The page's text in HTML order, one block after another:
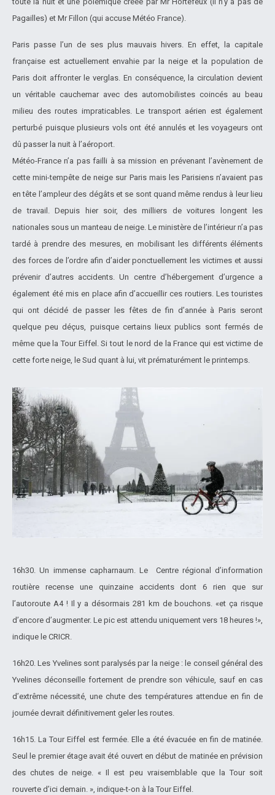
Pagailles) et Mr Fillon (qui accuse Météo France).
Paris passe l’un de ses plus mauvais hivers. En effet, la capitale
française est actuellement envahie par la neige et la population de
Paris doit affronter le verglas. En conséquence, la circulation devient
un véritable cauchemar avec des automobilistes coincés au beau
milieu des routes impraticables. Le transport aérien est également
perturbé puisque plusieurs vols ont été annulés et les voyageurs ont
dû passer la nuit à l’aéroport.
Météo-France n’a pas failli à sa mission en prévenant l’avènement de
cette mini-tempête de neige sur Paris mais les Parisiens n’avaient pas
en tête l’ampleur des dégâts et se sont quand même rendus à leur lieu
de travail. Depuis hier soir, des milliers de voitures longent les
nationales sous un manteau de neige. Le ministère de l’intérieur n’a pas
tardé à prendre des mesures, en mobilisant les différents éléments
des forces de l’ordre afin d’aider ponctuellement les victimes et aussi
prévenir d’autres accidents. Un centre d’hébergement d’urgence a
également été mis en place afin d’accueillir ces routiers. Les touristes
qui ont décidé de passer les fêtes de fin d’année à Paris seront
quelque peu déçus, puisque certains lieux publics sont fermés de
même que la Tour Eiffel. Si tout le nord de la France qui est victime de
cette forte neige, le Sud quant à lui, vit prématurément le printemps.
16h30. Un immense capharnaum. Le Centre régional d’information
routière recense une quinzaine accidents dont 6 rien que sur
l’autoroute A4 ! Il y a désormais 281 km de bouchons. «et ça risque
d’encore d’augmenter. Le pic est attendu uniquement vers 18 heures !»,
indique le CRICR.
16h20. Les Yvelines sont paralysés par la neige : le conseil général des
Yvelines déconseille fortement de prendre son véhicule, sauf en cas
d’extrême nécessité, une chute des températures attendue en fin de
journée devrait définitivement geler les routes.
16h15. La Tour Eiffel est fermée. Elle a été évacuée en fin de matinée.
Seul le premier étage avait été ouvert en début de matinée en prévision
des chutes de neige. « Il est peu vraisemblable que la Tour soit
rouverte d’ici demain. », indique-t-on à la Tour Eiffel.